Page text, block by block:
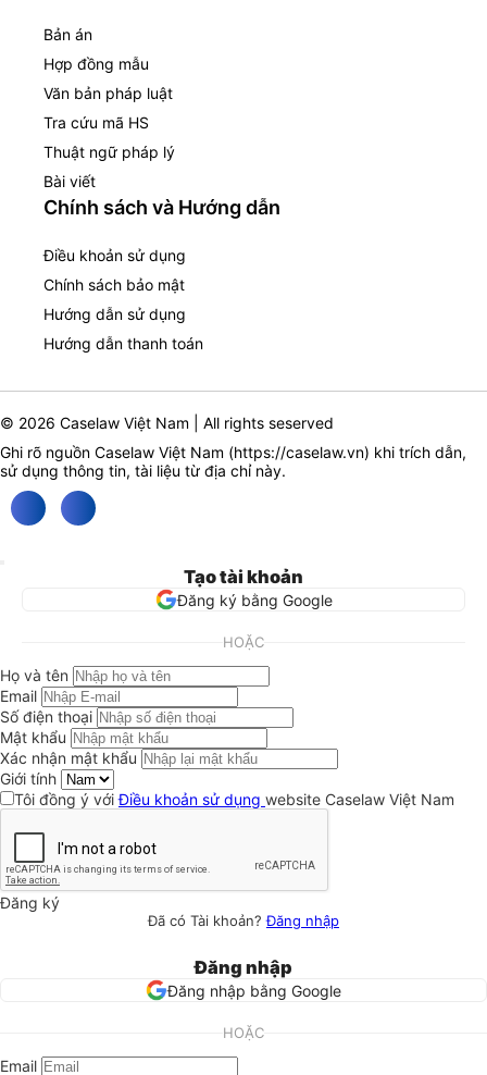
Bản án
Hợp đồng mẫu
Văn bản pháp luật
Tra cứu mã HS
Thuật ngữ pháp lý
Bài viết
Chính sách và Hướng dẫn
Điều khoản sử dụng
Chính sách bảo mật
Hướng dẫn sử dụng
Hướng dẫn thanh toán
© 2026 Caselaw Việt Nam | All rights seserved
Ghi rõ nguồn Caselaw Việt Nam (https://caselaw.vn) khi trích dẫn,
sử dụng thông tin, tài liệu từ địa chỉ này.
Tạo tài khoản
Đăng ký bằng Google
HOẶC
Họ và tên
Email
Số điện thoại
Mật khẩu
Xác nhận mật khẩu
Giới tính
Tôi đồng ý vớiĐiều khoản sử dụng website Caselaw Việt Nam
Đăng ký
Đã có Tài khoản?Đăng nhập
Đăng nhập
Đăng nhập bằng Google
HOẶC
Email